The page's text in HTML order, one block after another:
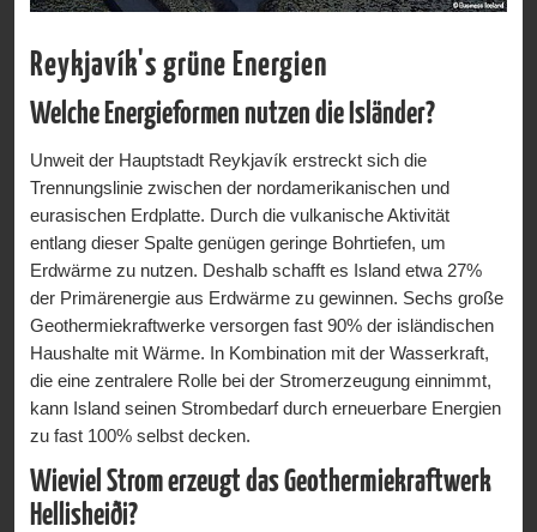
ist heute eine Ausstellung zu dem Leben und den Arbeiten
des Dichters.
Herzen
Ampeln und in Schaufenstern. Die Herzen erschienen in
Folge des Finanzcrashs im Jahre 2008 und sollen ein
positives Denken übermitteln. Sie sollen darauf hinweisen,
was wirklich wichtig ist im Leben. Gegenüber der Stadt auf
der anderen Seite des Fjordes in der Mt.Vaðlaheiði ist ein
riesengroßes Herz, welches von Ende November bis April
rot leuchtet.
Nordlichter – Aurora Borealis
Nordlichtern um ein Naturphänomen handelt kann man das
Auftreten dieses Naturspektakels nicht garantieren. Die
Reykjavík's grüne Energien
Welche Energieformen nutzen die Isländer?
Unweit der Hauptstadt Reykjavík erstreckt sich die
Trennungslinie zwischen der nordamerikanischen und
eurasischen Erdplatte. Durch die vulkanische Aktivität
entlang dieser Spalte genügen geringe Bohrtiefen, um
Erdwärme zu nutzen. Deshalb schafft es Island etwa 27%
der Primärenergie aus Erdwärme zu gewinnen. Sechs große
Geothermiekraftwerke versorgen fast 90% der isländischen
Haushalte mit Wärme. In Kombination mit der Wasserkraft,
die eine zentralere Rolle bei der Stromerzeugung einnimmt,
kann Island seinen Strombedarf durch erneuerbare Energien
zu fast 100% selbst decken.
Wieviel Strom erzeugt das Geothermiekraftwerk
Hellisheiði?